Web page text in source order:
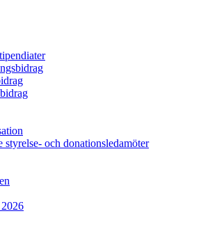
styrelse- och donationsledamöter